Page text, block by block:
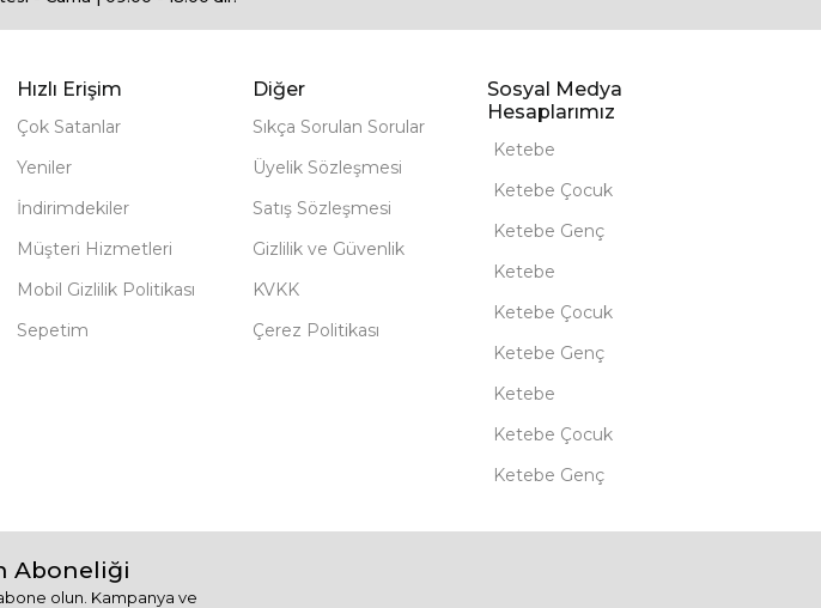
Hızlı Erişim
Çok Satanlar
Yeniler
İndirimdekiler
Müşteri Hizmetleri
Mobil Gizlilik Politikası
Sepetim
Diğer
Sıkça Sorulan Sorular
Üyelik Sözleşmesi
Satış Sözleşmesi
Gizlilik ve Güvenlik
KVKK
Çerez Politikası
Sosyal Medya
Hesaplarımız
Ketebe
Ketebe Çocuk
Ketebe Genç
Ketebe
Ketebe Çocuk
Ketebe Genç
Ketebe
Ketebe Çocuk
Ketebe Genç
Aboneliği
olun. Kampanya ve